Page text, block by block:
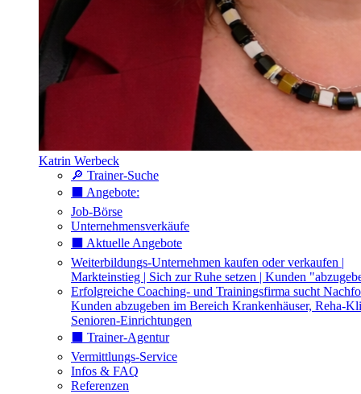
Katrin Werbeck
🔎 Trainer-Suche
⬛️ Angebote:
Job-Börse
Unternehmensverkäufe
⬛️ Aktuelle Angebote
Weiterbildungs-Unternehmen kaufen oder verkaufen |
Markteinstieg | Sich zur Ruhe setzen | Kunden
Erfolgreiche Coaching- und Trainingsfirma sucht
Kunden abzugeben im Bereich Krankenhäuser, Reha-
Senioren-Einrichtungen
⬛️ Trainer-Agentur
Vermittlungs-Service
Infos & FAQ
Referenzen